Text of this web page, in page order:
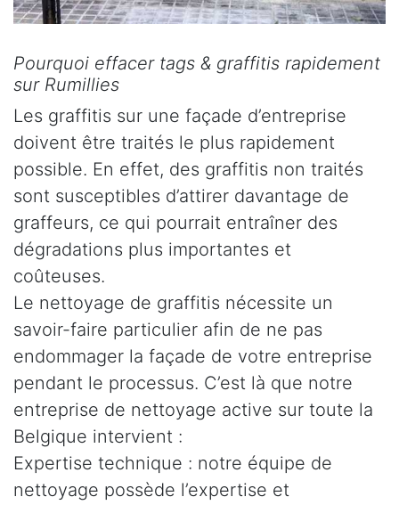
Pourquoi effacer tags & graffitis rapidement
sur Rumillies
Les graffitis sur une façade d’entreprise
doivent être traités le plus rapidement
possible. En effet, des graffitis non traités
sont susceptibles d’attirer davantage de
graffeurs, ce qui pourrait entraîner des
dégradations plus importantes et
coûteuses.
Le nettoyage de graffitis nécessite un
savoir-faire particulier afin de ne pas
endommager la façade de votre entreprise
pendant le processus. C’est là que notre
entreprise de nettoyage active sur toute la
Belgique intervient :
Expertise technique : notre équipe de
nettoyage possède l’expertise et